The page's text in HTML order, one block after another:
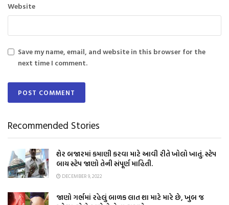
Website
Save my name, email, and website in this browser for the
next time I comment.
Recommended Stories
શેર બજારમાં કમાણી કરવા માટે આવી રીતે ખોલો ખાતું. સ્ટેપ
બાય સ્ટેપ જાણો તેની સંપૂર્ણ માહિતી.
DECEMBER 9, 2022
જાણો ગર્ભમાં રહેલું બાળક લાત શા માટે મારે છે, ખુબ જ